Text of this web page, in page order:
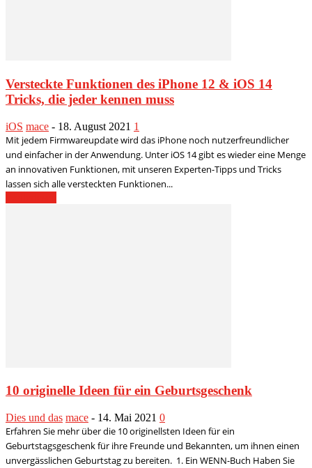
Versteckte Funktionen des iPhone 12 & iOS 14
Tricks, die jeder kennen muss
iOS mace - 18. August 2021 1
Mit jedem Firmwareupdate wird das iPhone noch nutzerfreundlicher
und einfacher in der Anwendung. Unter iOS 14 gibt es wieder eine Menge
an innovativen Funktionen, mit unseren Experten-Tipps und Tricks
lassen sich alle versteckten Funktionen...
10 originelle Ideen für ein Geburtsgeschenk
Dies und das mace - 14. Mai 2021 0
Erfahren Sie mehr über die 10 originellsten Ideen für ein
Geburtstagsgeschenk für ihre Freunde und Bekannten, um ihnen einen
unvergässlichen Geburtstag zu bereiten. 1. Ein WENN-Buch Haben Sie